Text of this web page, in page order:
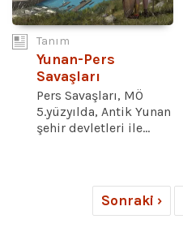
Tanım
Yunan-Pers
Savaşları
Pers Savaşları, MÖ
5.yüzyılda, Antik Yunan
şehir devletleri ile...
Sonraki ›